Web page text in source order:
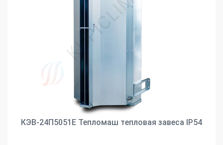
КЭВ-24П5051Е Тепломаш тепловая завеса IP54